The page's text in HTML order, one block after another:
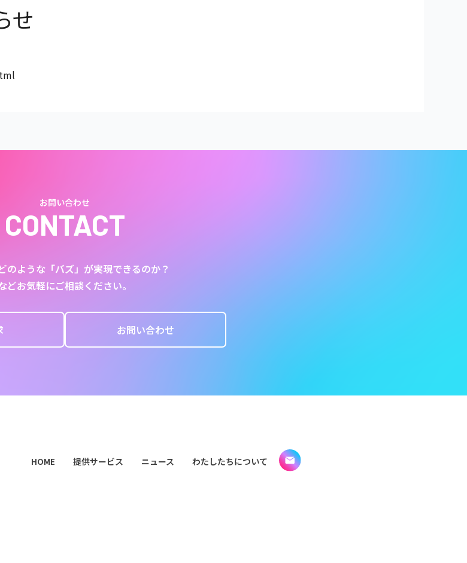
せ
お問い合わせ
CONTACT
のような「バズ」が実現できるのか？
どお気軽にご相談ください。
お問い合わせ
HOME 提供サービス ニュース わたしたちについて